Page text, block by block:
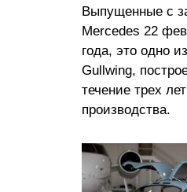
Выпущенные с
Mercedes 22
года, это одно
Gullwing,
течение трех лет
производства.